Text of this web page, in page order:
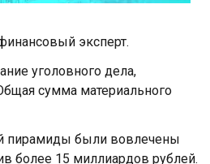
эксперт.
уголовного дела,
сумма материального
пирамиды были вовлечены
более 15 миллиардов рублей.